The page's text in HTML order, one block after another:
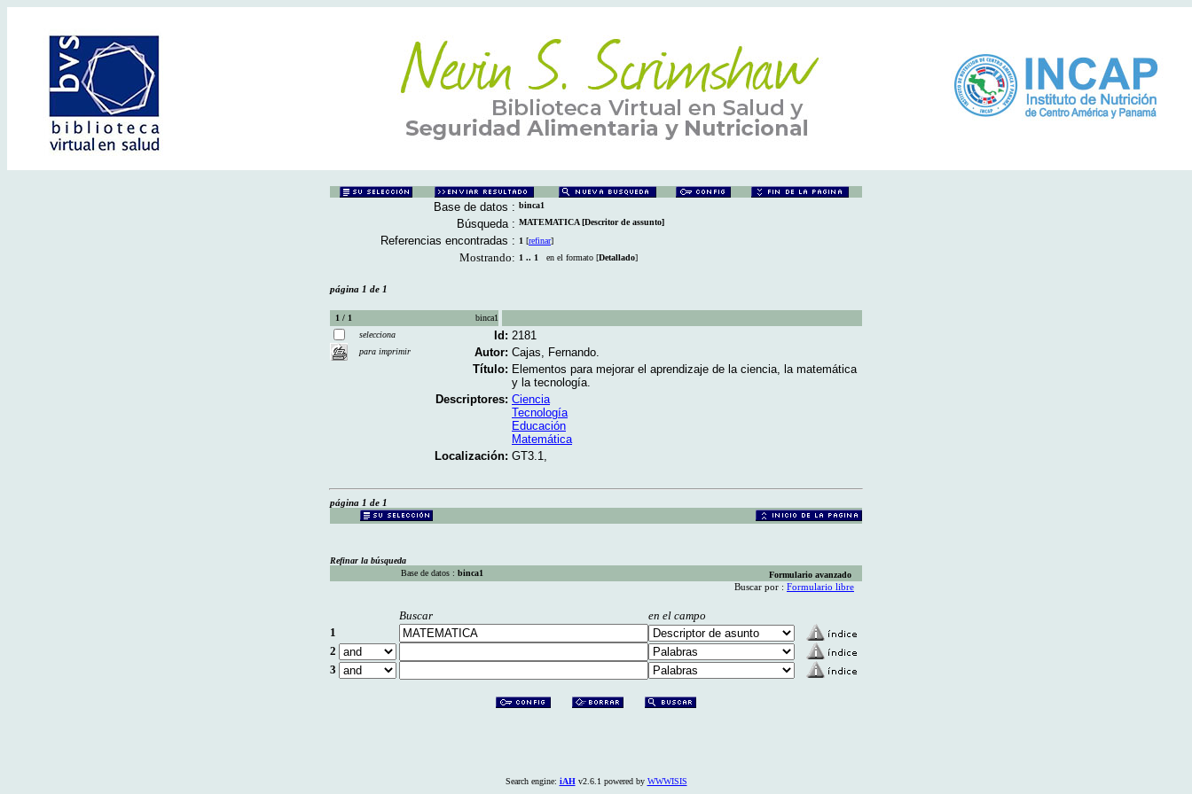
Base de datos : binca1
Búsqueda : MATEMATICA [Descritor de assunto]
Referencias encontradas : 1 [refinar]
Mostrando: 1 .. 1 en el formato [Detallado]
página 1 de 1
1 / 1
binca1
selecciona
para imprimir
Id: 2181
Autor: Cajas, Fernando.
Título: Elementos para mejorar el aprendizaje de la ciencia, la matemática
y la tecnología.
Descriptores: Ciencia
Tecnología
Educación
Matemática
Localización: GT3.1,
página 1 de 1
Refinar la búsqueda
Base de datos : binca1 Formulario avanzado
Buscar por : Formulario libre
Buscar
en el campo
1
2
3
Search engine: iAHv2.6.1 powered by WWWISIS